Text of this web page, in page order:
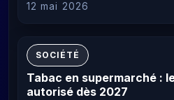
12 mai 2026
SOCIÉTÉ
Tabac en supermarché :
autorisé dès 2027